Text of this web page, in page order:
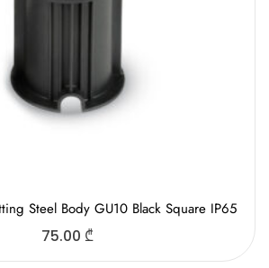
Steel Body GU10 Black Square IP65
75.00 ₾